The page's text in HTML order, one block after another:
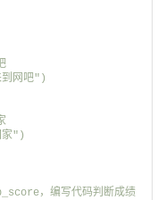
网吧")
")
，编写代码判断成绩